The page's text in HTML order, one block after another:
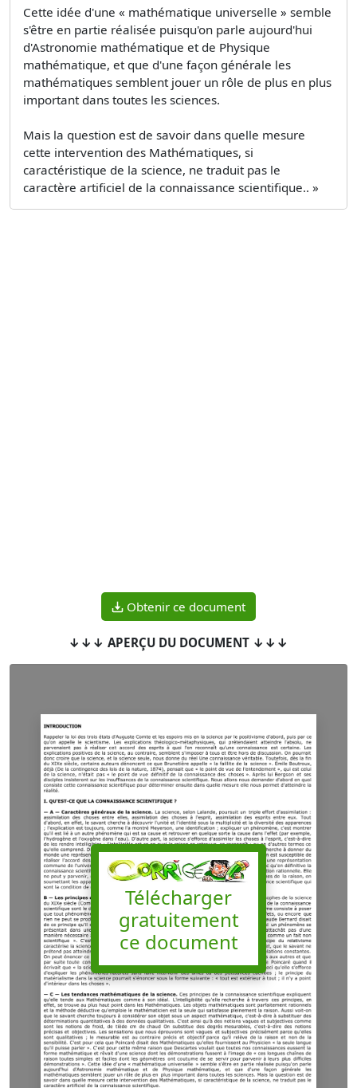
Cette idée d'une « mathématique universelle » semble
s'être en partie réalisée puisqu'on parle aujourd'hui
d'Astronomie mathématique et de Physique
mathématique, et que d'une façon générale les
mathématiques semblent jouer un rôle de plus en plus
important dans toutes les sciences.
Mais la question est de savoir dans quelle mesure
cette intervention des Mathématiques, si
caractéristique de la science, ne traduit pas le
caractère artificiel de la connaissance scientifique.. »
Obtenir ce document
↓↓↓ APERÇU DU DOCUMENT ↓↓↓
Télécharger
gratuitement
ce document